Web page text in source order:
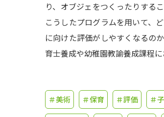
り、オブジェをつくったりする
こうしたプログラムを用いて、
に向けた評価がしやすくなるの
育士養成や幼稚園教諭養成課程
＃美術 ＃保育 ＃評価 ＃